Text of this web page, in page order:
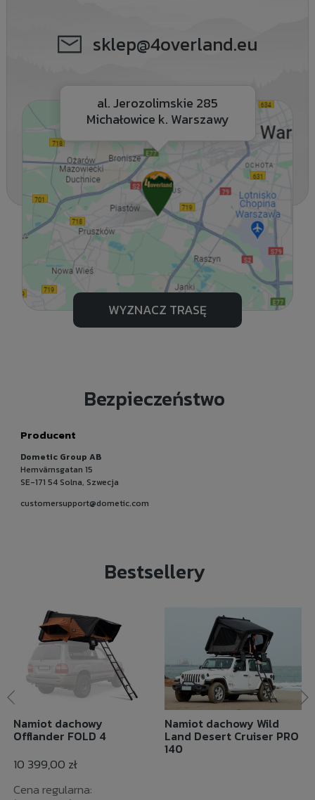
sklep@4overland.eu
al. Jerozolimskie 285
Michałowice k. Warszawy
WYZNACZ TRASĘ
Bezpieczeństwo
Producent
Dometic Group AB
Hemvärnsgatan 15
SE-171 54 Solna, Szwecja
customersupport@dometic.com
Bestsellery
Namiot dachowy
Offlander FOLD 4
10 399,00 zł
Cena regularna:
Namiot dachowy Wild
Land Desert Cruiser PRO
140